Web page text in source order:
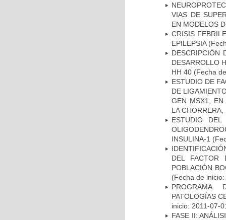
VIAS DE
EN MODELOS
CRISIS
EPILEPSIA
DESCRIPCIÓN
DESARROLLO
HH 40 (Fecha
ESTUDIO DE
DE
GEN MSX1, EN
LA
ESTUDIO
INSULINA-1
DEL FACTOR
POBLACIÓN
(Fecha de
PROGRAMA
PATOLOGÍAS
inicio: 2011-07-
FASE II: